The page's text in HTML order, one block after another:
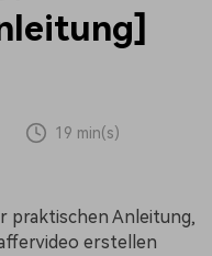
19 min(s)
praktischen Anleitung,
erstellen